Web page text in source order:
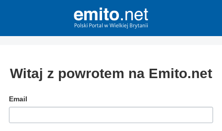
Witaj z powrotem na Emito.net
Email